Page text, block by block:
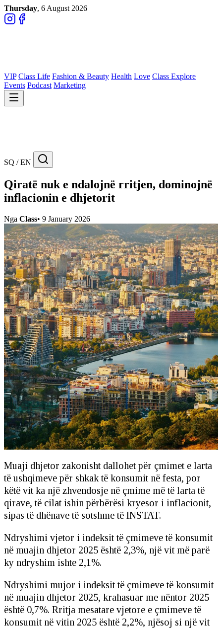
Thursday, 6 August 2026
VIP Class Life Fashion & Beauty Health Love Class Explore
Events Podcast Marketing
SQ / EN
Qiratë nuk e ndalojnë rritjen, dominojnë
inflacionin e dhjetorit
Nga Class• 9 January 2026
Muaji dhjetor zakonisht dallohet për çmimet e larta
të ushqimeve për shkak të konsumit në festa, por
këtë vit ka një zhvendosje në çmime më të larta të
qirave, të cilat ishin përbërësi kryesor i inflacionit,
sipas të dhënave të sotshme të INSTAT.
Ndryshimi vjetor i indeksit të çmimeve të konsumit
në muajin dhjetor 2025 është 2,3%, një vit më parë
ky ndryshim ishte 2,1%.
Ndryshimi mujor i indeksit të çmimeve të konsumit
në muajin dhjetor 2025, krahasuar me nëntor 2025
është 0,7%. Rritja mesatare vjetore e çmimeve të
konsumit në vitin 2025 është 2,2%, njësoj si një vit